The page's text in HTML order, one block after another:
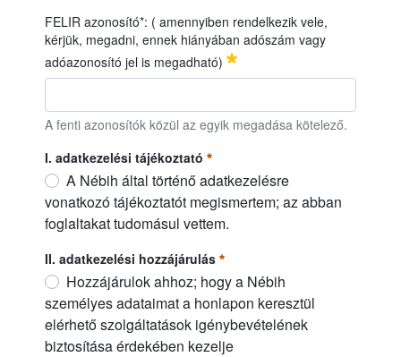
FELIR azonosító*: ( amennyiben rendelkezik vele,
kérjük, megadni, ennek hiányában adószám vagy
adóazonosító jel is megadható)
FELIR azonosító*: ( amennyiben rendelkezik vele, kérjük,
A fenti azonosítók közül az egyik megadása kötelező.
I. adatkezelési tájékoztató
A Nébih által történő adatkezelésre
vonatkozó tájékoztatót megismertem; az abban
foglaltakat tudomásul vettem.
II. adatkezelési hozzájárulás
Hozzájárulok ahhoz; hogy a Nébih
személyes adataimat a honlapon keresztül
elérhető szolgáltatások igénybevételének
biztosítása érdekében kezelje